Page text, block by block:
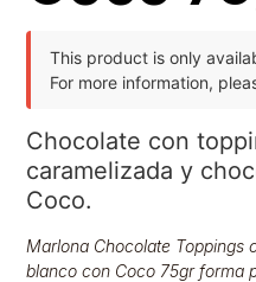
This product is only
For more information,
Chocolate con
caramelizada y
Coco.
Marlona Chocolate Toppings
blanco con Coco 75gr forma